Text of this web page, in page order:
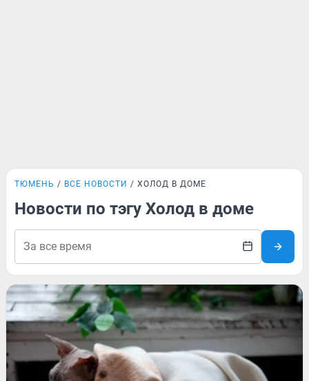
ТЮМЕНЬ ВСЕ НОВОСТИ ХОЛОД В ДОМЕ
Новости по тэгу Холод в доме